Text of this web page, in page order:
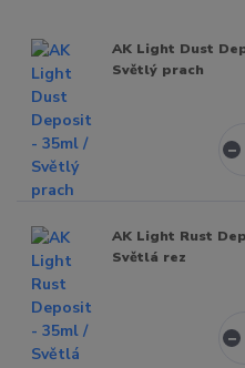
AK Light Dust
Světlý prach
AK Light Rust
Světlá rez